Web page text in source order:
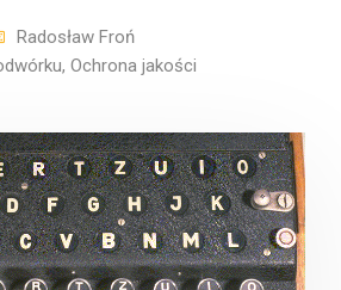
Radosław Froń
, Ochrona jakości